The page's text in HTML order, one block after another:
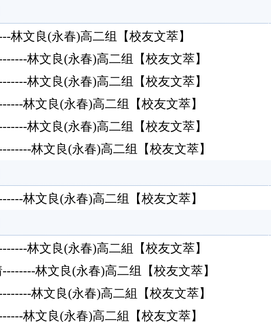
林文良(永春)高二组【校友文萃】
林文良(永春)高二组【校友文萃】
林文良(永春)高二组【校友文萃】
林文良(永春)高二组【校友文萃】
林文良(永春)高二组【校友文萃】
林文良(永春)高二组【校友文萃】
林文良(永春)高二组【校友文萃】
林文良(永春)高二組【校友文萃】
林文良(永春)高二组【校友文萃】
林文良(永春)高二組【校友文萃】
林文良(永春)高二組【校友文萃】